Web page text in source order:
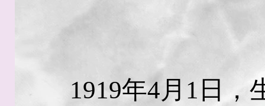
1919年4月1日，